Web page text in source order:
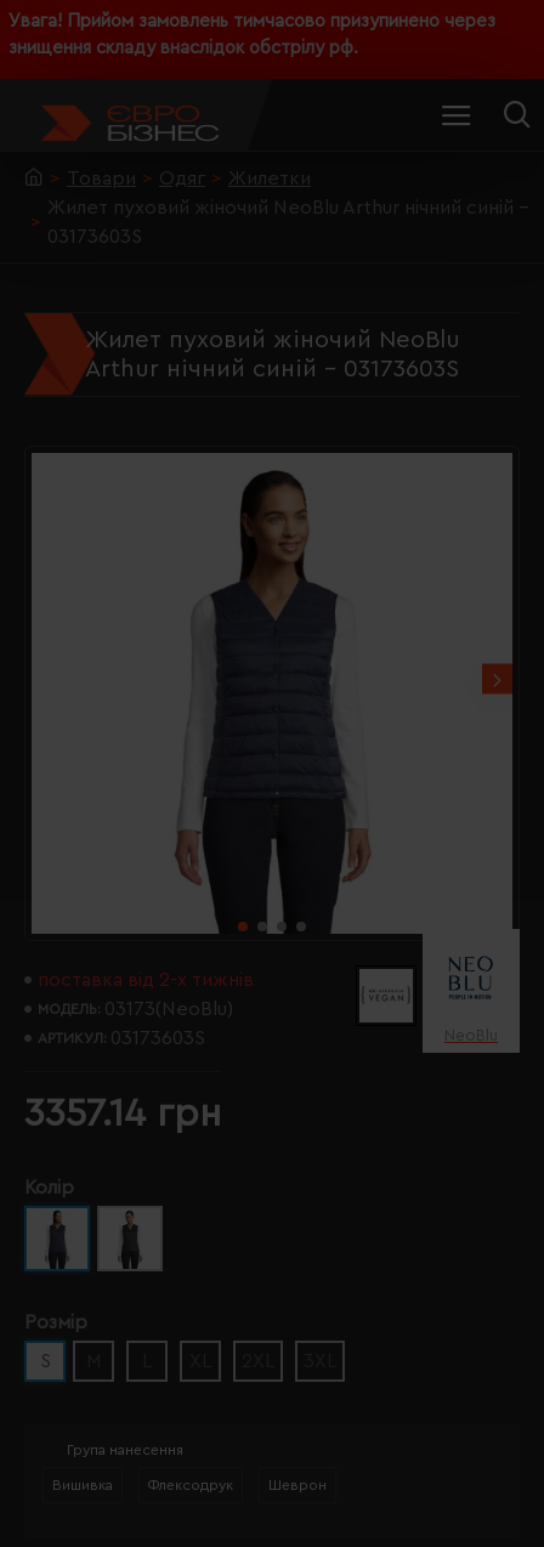
Увага! Прийом замовлень тимчасово призупинено через
знищення складу внаслідок обстрілу рф.
Товари Одяг
Жилетки
Жилет пуховий жіночий NeoBlu Arthur нічний синій -
03173603S
Жилет пуховий жіночий NeoBlu
Arthur нічний синій - 03173603S
поставка від 2-х тижнів
МОДЕЛЬ: 03173(NeoBlu)
АРТИКУЛ: 03173603S NeoBlu
3357.14 грн
Колір
Розмір
S
Група нанесення
Вишивка Флексодрук Шеврон